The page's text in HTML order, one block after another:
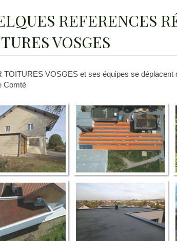
REFERENCES
VOSGES
TOITURES VOSGES et ses équipes se
Comté